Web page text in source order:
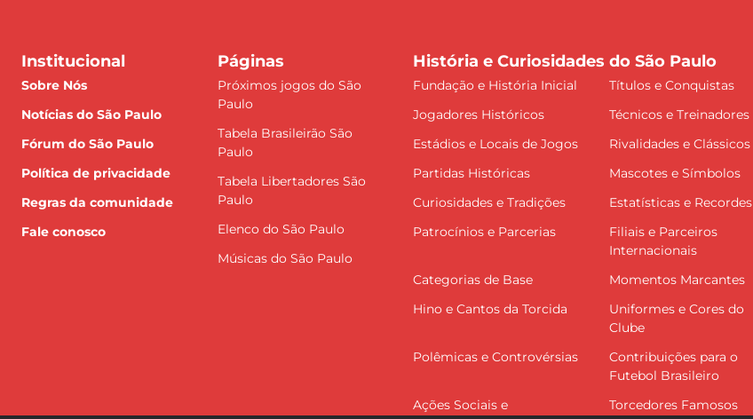
Institucional
Sobre Nós
Notícias do São Paulo
Fórum do São Paulo
Política de privacidade
Regras da comunidade
Fale conosco
Páginas
Próximos jogos do São
Paulo
Tabela Brasileirão São
Paulo
Tabela Libertadores São
Paulo
Elenco do São Paulo
Músicas do São Paulo
História e Curiosidades do São Paulo
Fundação e História Inicial
Títulos e Conquistas
Jogadores Históricos
Técnicos e Treinadores
Estádios e Locais de Jogos
Rivalidades e Clássicos
Partidas Históricas
Mascotes e Símbolos
Curiosidades e Tradições
Estatísticas e Recordes
Patrocínios e Parcerias
Filiais e Parceiros
Internacionais
Categorias de Base
Momentos Marcantes
Hino e Cantos da Torcida
Uniformes e Cores do
Clube
Polêmicas e Controvérsias
Contribuições para o
Futebol Brasileiro
Ações Sociais e
Torcedores Famosos